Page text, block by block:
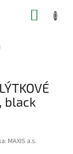
black
MAXIS a.s.